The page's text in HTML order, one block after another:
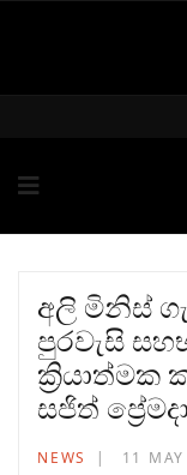
අලි මිනිස්
පුරවැසි
ක්‍රියාත්මක
සජිත්
NEWS 11